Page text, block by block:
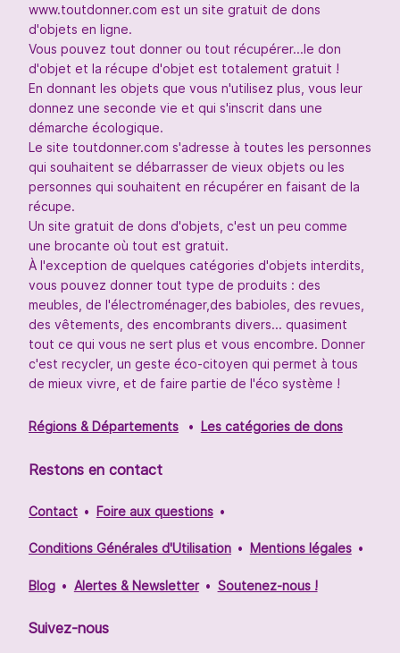
www.toutdonner.com est un site gratuit de dons
d'objets en ligne.
Vous pouvez tout donner ou tout récupérer...le don
d'objet et la récupe d'objet est totalement gratuit !
En donnant les objets que vous n'utilisez plus, vous leur
donnez une seconde vie et qui s'inscrit dans une
démarche écologique.
Le site toutdonner.com s'adresse à toutes les personnes
qui souhaitent se débarrasser de vieux objets ou les
personnes qui souhaitent en récupérer en faisant de la
récupe.
Un site gratuit de dons d'objets, c'est un peu comme
une brocante où tout est gratuit.
À l'exception de quelques catégories d'objets interdits,
vous pouvez donner tout type de produits : des
meubles, de l'électroménager,des babioles, des revues,
des vêtements, des encombrants divers... quasiment
tout ce qui vous ne sert plus et vous encombre. Donner
c'est recycler, un geste éco-citoyen qui permet à tous
de mieux vivre, et de faire partie de l'éco système !
Régions & Départements Les catégories de dons
Restons en contact
Contact Foire aux questions
Conditions Générales d'Utilisation Mentions légales
Blog Alertes & Newsletter Soutenez-nous !
Suivez-nous